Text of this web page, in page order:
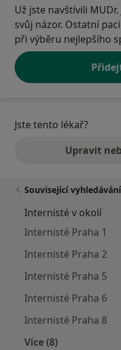
Už jste navštívili MUDr.
svůj názor. Ostatní
při výběru nejlepšího
Jste tento lékař?
Upravit
Související vyhledávání
Internisté v okolí
Internisté Praha 1
Internisté Praha 2
Internisté Praha 5
Internisté Praha 6
Internisté Praha 8
Více (8)